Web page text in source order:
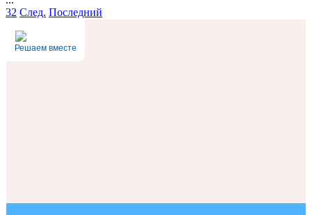
32 След. Последний
Решаем вместе